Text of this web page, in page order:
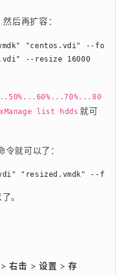
后再扩容：
"centos.vdi" --format
--resize 16000
list hdds 就可
就可以了：
"resized.vmdk" --
。
> 右击 > 设置 > 存